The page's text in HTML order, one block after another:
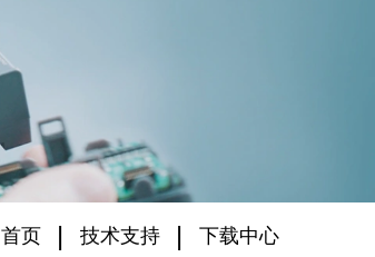
首页 | 技术支持 | 下载中心